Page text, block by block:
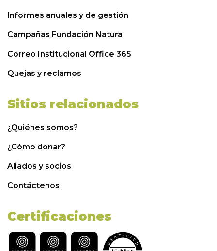
Informes anuales y de gestión
Campañas Fundación Natura
Correo Institucional Office 365
Quejas y reclamos
Sitios relacionados
¿Quiénes somos?
¿Cómo donar?
Aliados y socios
Contáctenos
Certificaciones